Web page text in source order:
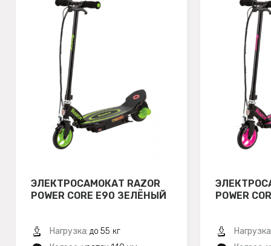
ЭЛЕКТРОСАМОКАТ RAZOR
POWER CORE E90 ЗЕЛЁНЫЙ
Нагрузка: до 55 кг
POWER